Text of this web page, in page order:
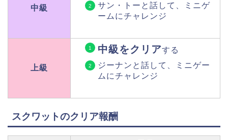
中級
サン・トーと話して、ミニゲ
ームにチャレンジ
上級
中級をクリアする
ジーナンと話して、ミニゲー
ムにチャレンジ
スクワットのクリア報酬